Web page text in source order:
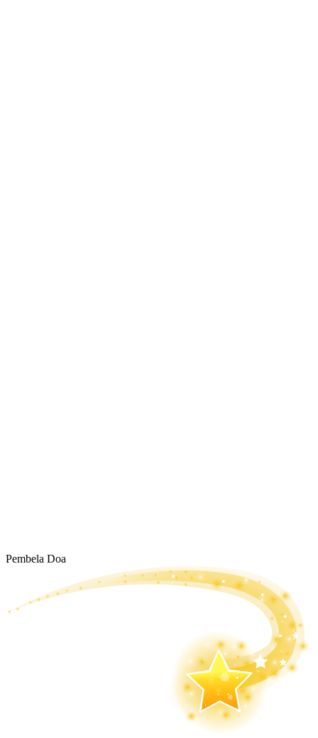
Pembela Doa